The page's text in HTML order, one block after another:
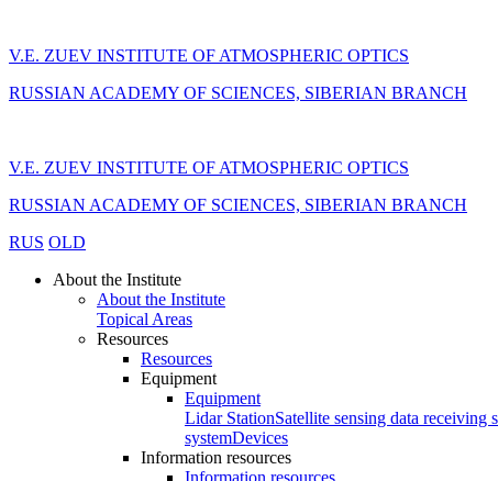
V.E. ZUEV INSTITUTE OF ATMOSPHERIC OPTICS
RUSSIAN ACADEMY OF SCIENCES, SIBERIAN BRANCH
V.E. ZUEV INSTITUTE OF ATMOSPHERIC OPTICS
RUSSIAN ACADEMY OF SCIENCES, SIBERIAN BRANCH
RUS OLD
About the Institute
About the Institute
Topical Areas
Resources
Resources
Equipment
Equipment
Lidar StationSatellite sensing data receiving
systemDevices
Information resources
Information resources